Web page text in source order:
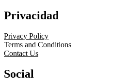
Privacidad
Privacy Policy
Terms and Conditions
Contact Us
Social